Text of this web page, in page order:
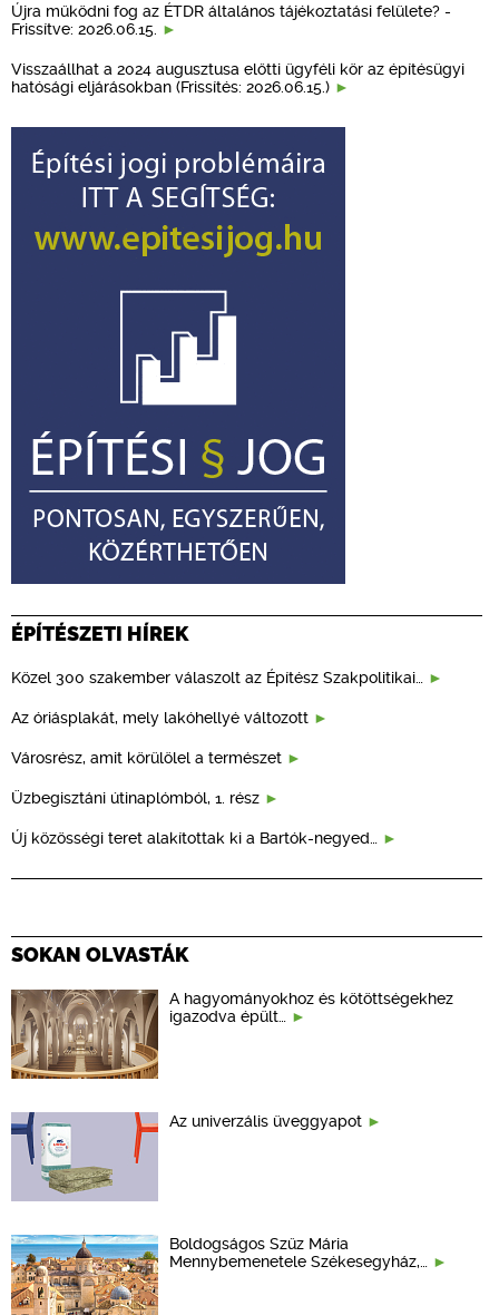
Újra működni fog az ÉTDR általános tájékoztatási felülete? -
Frissítve: 2026.06.15.
Visszaállhat a 2024 augusztusa előtti ügyféli kör az építésügyi
hatósági eljárásokban (Frissítés: 2026.06.15.)
ÉPÍTÉSZETI HÍREK
Közel 300 szakember válaszolt az Építész Szakpolitikai…
Az óriásplakát, mely lakóhellyé változott
Városrész, amit körülölel a természet
Üzbegisztáni útinaplómból, 1. rész
Új közösségi teret alakítottak ki a Bartók-negyed…
SOKAN OLVASTÁK
A hagyományokhoz és kötöttségekhez
igazodva épült…
Az univerzális üveggyapot
Boldogságos Szűz Mária
Mennybemenetele Székesegyház,…